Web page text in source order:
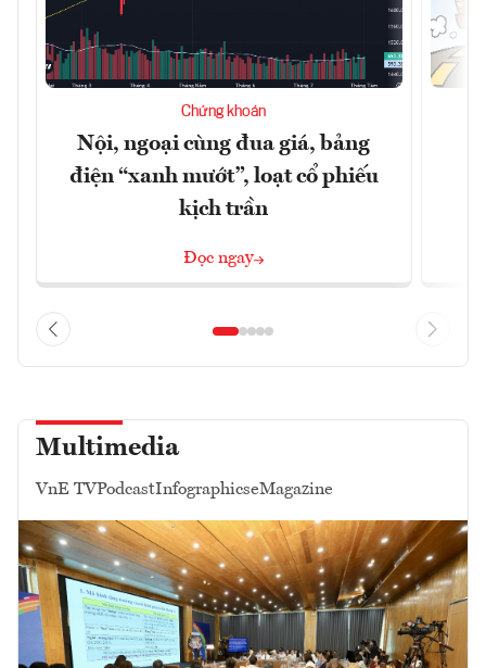
Chứng khoán
Nội, ngoại cùng đua giá, bảng
điện “xanh mướt”, loạt cổ phiếu
kịch trần
Đọc ngay
Multimedia
VnE TVPodcastInfographicseMagazine